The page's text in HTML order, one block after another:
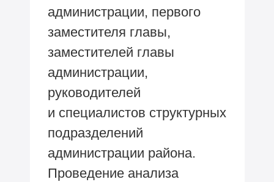
администрации, первого
заместителя главы,
заместителей главы
администрации,
руководителей
и специалистов структурных
подразделений
администрации района.
Проведение анализа